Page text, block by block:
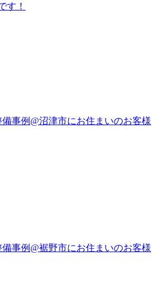
す！
事例@沼津市にお住まいのお客様
事例@裾野市にお住まいのお客様